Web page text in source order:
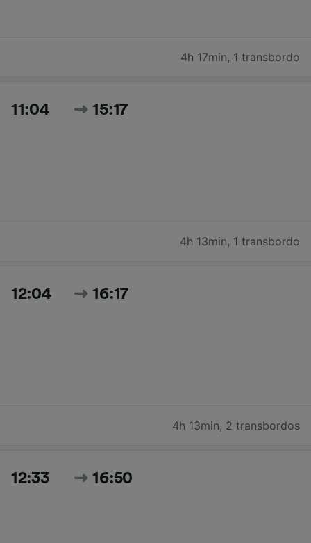
4h 17min, 1 transbordo
11:04 15:17
4h 13min, 1 transbordo
12:04 16:17
4h 13min, 2 transbordos
12:33 16:50